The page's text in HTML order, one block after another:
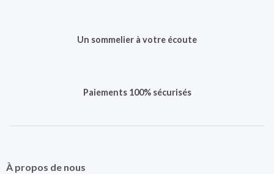
Un sommelier à votre écoute
Paiements 100% sécurisés
À propos de nous